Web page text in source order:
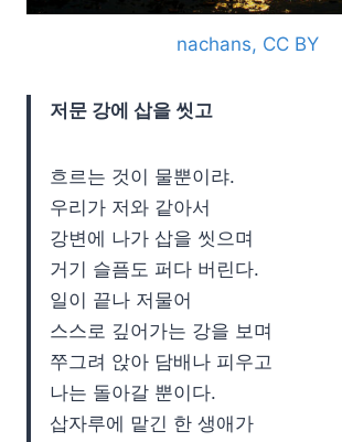
nachans, CC BY
저문 강에 삽을 씻고
흐르는 것이 물뿐이랴.
우리가 저와 같아서
강변에 나가 삽을 씻으며
거기 슬픔도 퍼다 버린다.
일이 끝나 저물어
스스로 깊어가는 강을 보며
쭈그려 앉아 담배나 피우고
나는 돌아갈 뿐이다.
삽자루에 맡긴 한 생애가